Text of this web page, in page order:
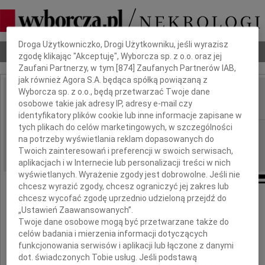
Nekrologi Odeszli Poradnik pogrzebowy
IMIĘ I NAZWISKO: Janusz Zakrzeński
REGION: Warszawa, cała Polska
DATA EMISJI: 14.04.2010
Dbamy o Twoją prywatność
Droga Użytkowniczko, Drogi Użytkowniku, jeśli wyrazisz
zgodę klikając "Akceptuję", Wyborcza sp. z o.o. oraz jej
Zaufani Partnerzy, w tym [874 ] Zaufanych Partnerów IAB,
jak również Agora S.A. będąca spółką powiązaną z
Wyborcza sp. z o.o., będą przetwarzać Twoje dane
osobowe takie jak adresy IP, adresy e-mail czy
identyfikatory plików cookie lub inne informacje zapisane w
tych plikach do celów marketingowych, w szczególności
na potrzeby wyświetlania reklam dopasowanych do
Twoich zainteresowań i preferencji w swoich serwisach,
aplikacjach i w Internecie lub personalizacji treści w nich
wyświetlanych. Wyrażenie zgody jest dobrowolne. Jeśli nie
chcesz wyrazić zgody, chcesz ograniczyć jej zakres lub
chcesz wycofać zgodę uprzednio udzieloną przejdź do
„Ustawień Zaawansowanych”.
Twoje dane osobowe mogą być przetwarzane także do
celów badania i mierzenia informacji dotyczących
funkcjonowania serwisów i aplikacji lub łączone z danymi
dot. świadczonych Tobie usług. Jeśli podstawą